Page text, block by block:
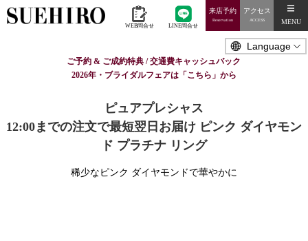
WEB問合せ LINE問合せ
来店予約
Reservation
アクセス
ACCESS MENU
ご予約 & ご成約特典 / 交通費キャッシュバック
2026年・ブライダルフェアは「こちら」から
ピュアプレシャス
12:00までの注文で最短翌日お届け ピンク ダイヤモン
ド プラチナ リング
稀少なピンク ダイヤモンドで華やかに